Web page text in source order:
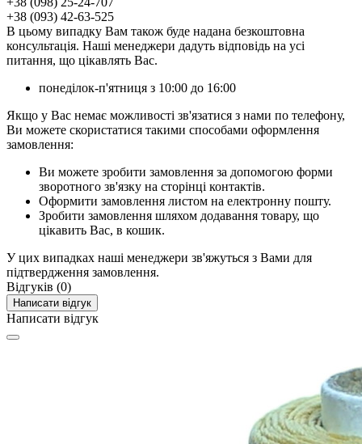
+38 (093) 42-63-525
В цьому випадку Вам також буде надана безкоштовна
консультація. Наші менеджери дадуть відповідь на усі
питання, що цікавлять Вас.
понеділок-п'ятниця з 10:00 до 16:00
Якщо у Вас немає можливості зв'язатися з нами по телефону,
Ви можете скористатися такими способами оформлення
замовлення:
Ви можете зробити замовлення за допомогою форми
зворотного зв'язку на сторінці контактів.
Оформити замовлення листом на електронну пошту.
Зробити замовлення шляхом додавання товару, що
цікавить Вас, в кошик.
У цих випадках наші менеджери зв'яжуться з Вами для
підтвердження замовлення.
Відгуків (0)
Написати відгук
Написати відгук